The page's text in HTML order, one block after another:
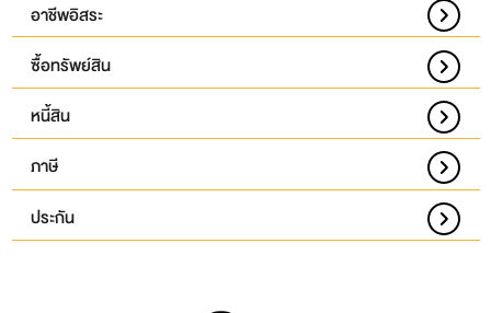
อาชีพอิสระ
ซื้อทรัพย์สิน
หนี้สิน
ภาษี
ประกัน